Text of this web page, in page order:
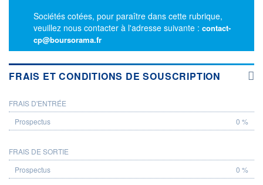
Sociétés cotées, pour paraître dans cette rubrique,
veuillez nous contacter à l'adresse suivante : contact-
cp@boursorama.fr
FRAIS ET CONDITIONS DE SOUSCRIPTION
PROSPECTUS
FRAIS D'ENTRÉE
0 %
FRAIS DE SORTIE
0 %